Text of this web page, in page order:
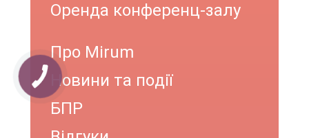
Оренда конференц-залу
Про Mirum
Новини та події
БПР